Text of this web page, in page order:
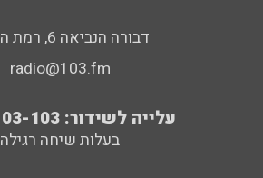
דבורה הנביאה 6, רמת השרון
radio@103.fm
עלייה לשידור: 0552-103-103
בעלות שיחה רגילה